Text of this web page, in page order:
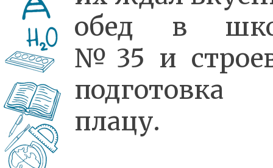
обед в
№35 и
подготовка
плацу.